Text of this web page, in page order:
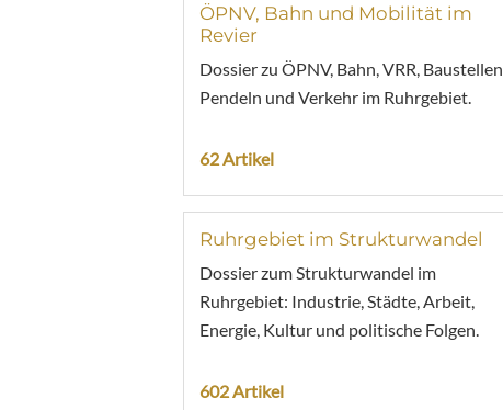
ÖPNV, Bahn und Mobilität im
Revier
Dossier zu ÖPNV, Bahn, VRR, Baustellen,
Pendeln und Verkehr im Ruhrgebiet.
62 Artikel
Ruhrgebiet im Strukturwandel
Dossier zum Strukturwandel im
Ruhrgebiet: Industrie, Städte, Arbeit,
Energie, Kultur und politische Folgen.
602 Artikel